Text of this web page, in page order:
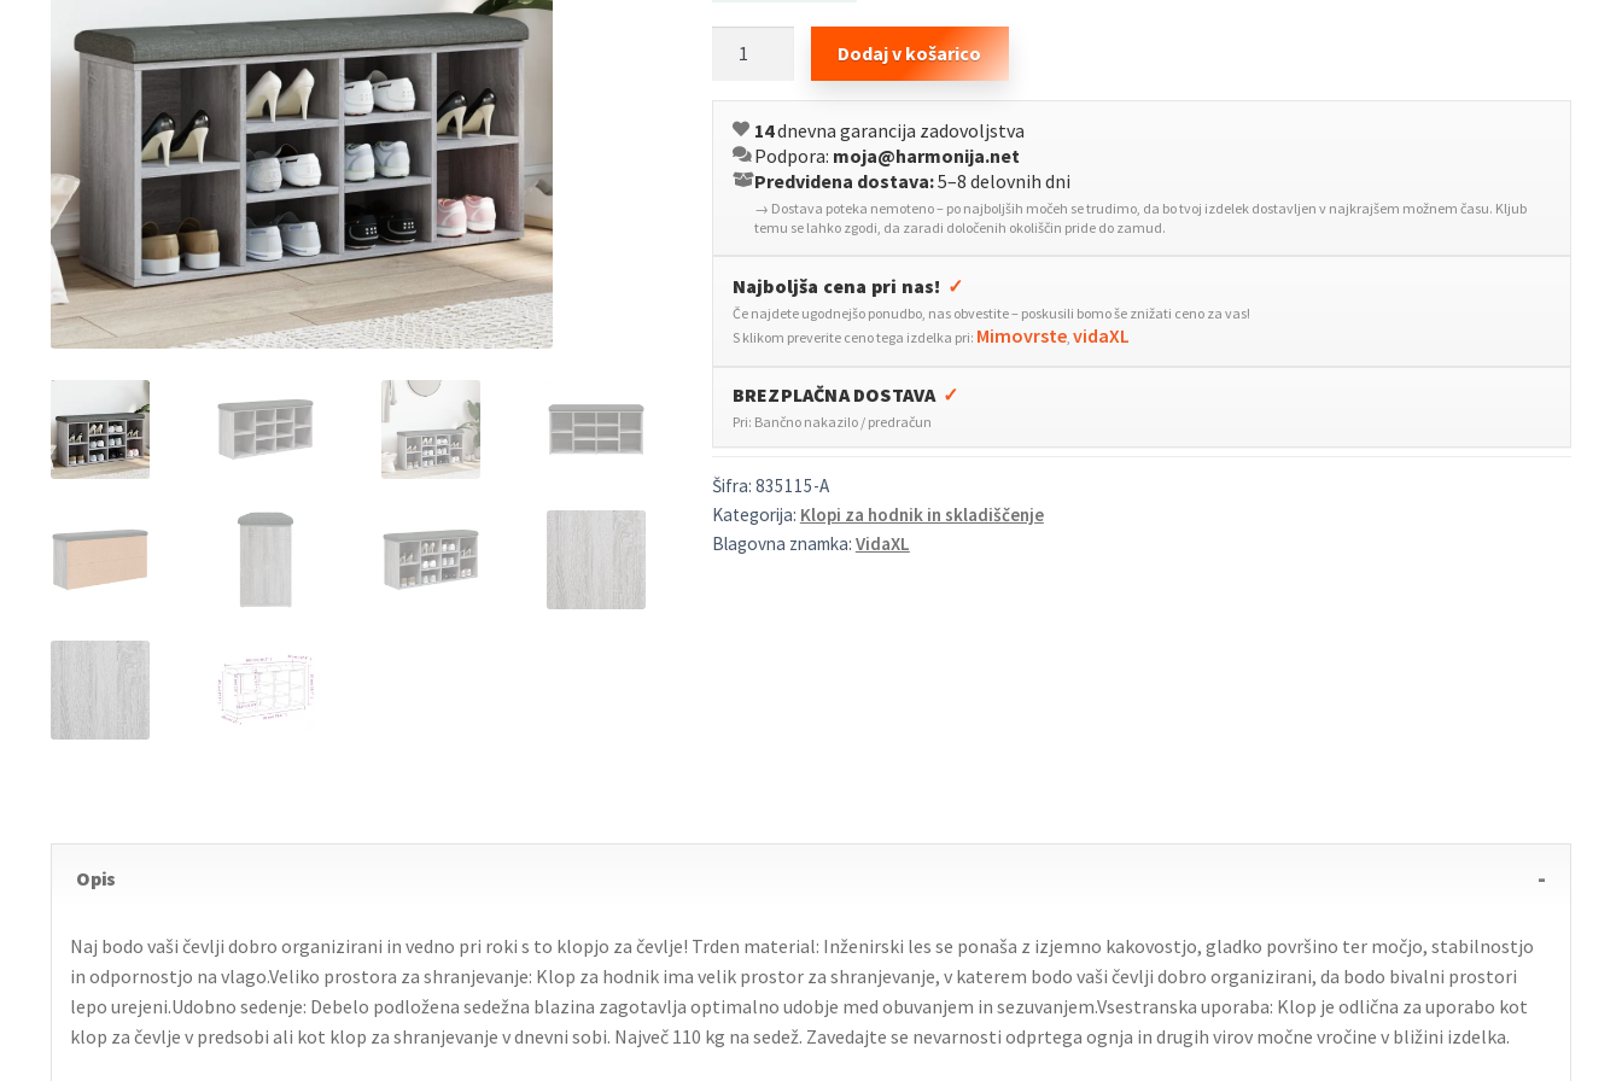
čevlje
siva
sonoma
102x32x50
les
količina
Dodaj v košarico
14dnevna garancija zadovoljstva
Podpora: moja@harmonija.net
Predvidena dostava:5–8 delovnih dni
→ Dostava poteka nemoteno – po najboljših močeh se trudimo, da bo tvoj izdelek dostavljen v najkrajšem možnem času. Kljub
temu se lahko zgodi, da zaradi določenih okoliščin pride do zamud.
Najboljša cena pri nas! ✓
Če najdete ugodnejšo ponudbo, nas obvestite – poskusili bomo še znižati ceno za vas!
S klikom preverite ceno tega izdelka pri: Mimovrste, vidaXL
BREZPLAČNA DOSTAVA ✓
Pri: Bančno nakazilo / predračun
Šifra: 835115-A
Kategorija: Klopi za hodnik in skladiščenje
Blagovna znamka: VidaXL
Opis
Naj bodo vaši čevlji dobro organizirani in vedno pri roki s to klopjo za čevlje! Trden material: Inženirski les se ponaša z izjemno kakovostjo, gladko površino ter močjo, stabilnostjo
in odpornostjo na vlago.Veliko prostora za shranjevanje: Klop za hodnik ima velik prostor za shranjevanje, v katerem bodo vaši čevlji dobro organizirani, da bodo bivalni prostori
lepo urejeni.Udobno sedenje: Debelo podložena sedežna blazina zagotavlja optimalno udobje med obuvanjem in sezuvanjem.Vsestranska uporaba: Klop je odlična za uporabo kot
klop za čevlje v predsobi ali kot klop za shranjevanje v dnevni sobi. Največ 110 kg na sedež. Zavedajte se nevarnosti odprtega ognja in drugih virov močne vročine v bližini izdelka.